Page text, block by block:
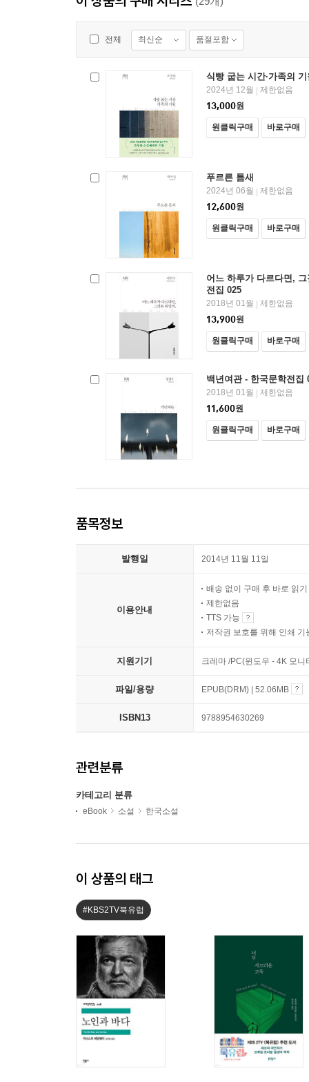
전체 최신순 품절포함
식빵 굽는 시간·가족의 기
2024년 12월 | 제한없음
13,000원
원클릭구매 바로구매
푸르른 틈새
2024년 06월 | 제한없음
12,600원
원클릭구매 바로구매
어느 하루가 다르다면,
전집 025
2018년 01월 | 제한없음
13,900원
원클릭구매 바로구매
백년여관 - 한국문학전집
2018년 01월 | 제한없음
11,600원
원클릭구매 바로구매
품목정보
발행일 2014년 11월 11일
이용안내
배송 없이 구매 후 바로 읽기
제한없음
TTS 가능
저작권 보호를 위해 인쇄 기
지원기기 크레마 /PC(윈도우 - 4K 모
파일/용량 EPUB(DRM) | 52.06MB
ISBN13 9788954630269
관련분류
카테고리 분류
eBook 소설 한국소설
이 상품의 태그
#KBS2TV북유럽